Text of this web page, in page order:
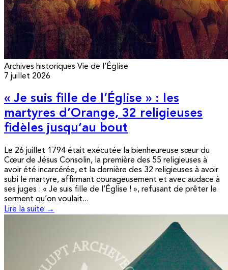
Archives historiques Vie de l’Église
7 juillet 2026
« Je suis fille de l’Église » : les
martyres d’Orange, 32 religieuses
fidèles jusqu’au bout
Le 26 juillet 1794 était exécutée la bienheureuse sœur du
Cœur de Jésus Consolin, la première des 55 religieuses à
avoir été incarcérée, et la dernière des 32 religieuses à avoir
subi le martyre, affirmant courageusement et avec audace à
ses juges : « Je suis fille de l’Église ! », refusant de prêter le
serment qu’on voulait...
Lire la suite →